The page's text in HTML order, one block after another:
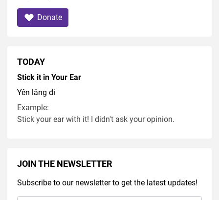
Donate
TODAY
Stick it in Your Ear
Yên lăng đi
Example:
Stick your ear with it! I didn't ask your opinion.
JOIN THE NEWSLETTER
Subscribe to our newsletter to get the latest updates!